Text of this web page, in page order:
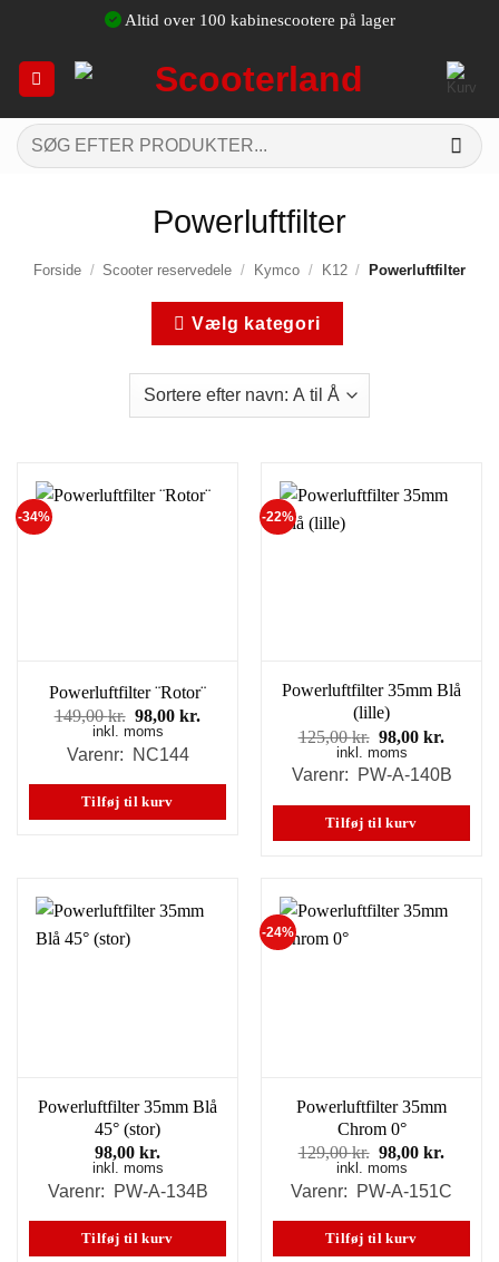
indhold
Altid over 100 kabinescootere på lager
Søg
efter:
Powerluftfilter
Forside / Scooter reservedele / Kymco / K12 / Powerluftfilter
Vælg kategori
-34%
Powerluftfilter ¨Rotor¨
149,00kr. Den
oprindelige
pris
149,00 kr..
98,00kr.
98,00 kr..
inkl. moms
Varenr: NC144
Tilføj til kurv
-22%
Powerluftfilter 35mm Blå
(lille)
125,00kr. Den
oprindelige
pris
125,00 kr..
98,00kr.
pris
98,00
inkl. moms
Varenr: PW-A-140B
Tilføj til kurv
Powerluftfilter 35mm Blå
45° (stor)
98,00 kr.
inkl. moms
Varenr: PW-A-134B
Tilføj til kurv
-24%
Powerluftfilter 35mm
Chrom 0°
129,00kr. Den
oprindelige
pris
129,00 kr..
98,00kr.Den
pris
98,00
inkl. moms
Varenr: PW-A-151C
Tilføj til kurv